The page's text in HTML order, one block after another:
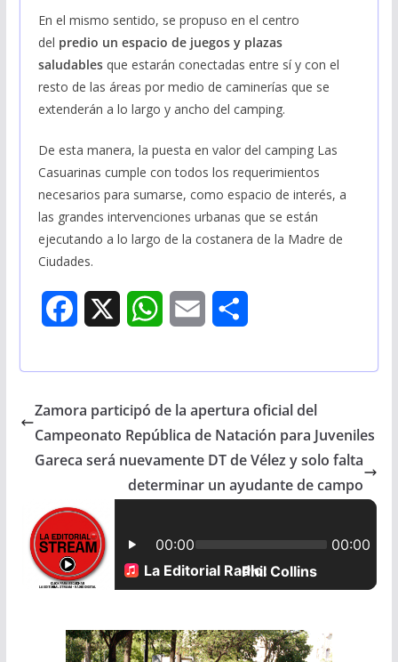
En el mismo sentido, se propuso en el centro
del predio un espacio de juegos y plazas
saludablesque estarán conectadas entre sí y con el
resto de las áreas por medio de caminerías que se
extenderán a lo largo y ancho del camping.
De esta manera, la puesta en valor del camping Las
Casuarinas cumple con todos los requerimientos
necesarios para sumarse, como espacio de interés, a
las grandes intervenciones urbanas que se están
ejecutando a lo largo de la costanera de la Madre de
Ciudades.
e
o
k
W
t
A
i
r
e
Zamora participó de la apertura oficial del
Campeonato República de Natación para Juveniles
Gareca será nuevamente DT de Vélez y solo falta
determinar un ayudante de campo